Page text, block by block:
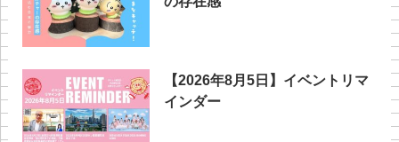
【2026年8月5日】イベントリマ
インダー